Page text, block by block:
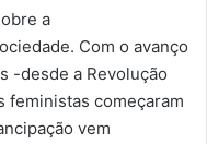
a
Com o avanço
-desde a Revolução
feministas começaram
vem